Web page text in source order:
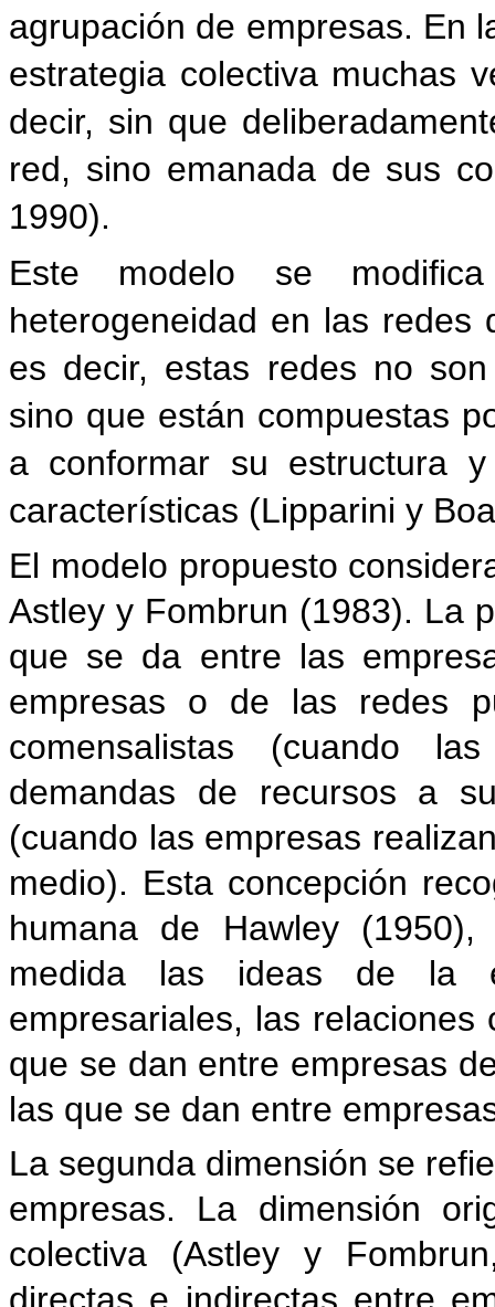
agrupación de empresas. En
estrategia colectiva muchas
decir, sin que
red, sino emanada de sus
1990).
Este modelo se
heterogeneidad en las redes
es decir, estas redes no
sino que están compuestas
a conformar su estructura
características (Lipparini y
El modelo propuesto
Astley y Fombrun (1983). La
que se da entre las
empresas o de las redes
comensalistas (cuando
demandas de recursos a
(cuando las empresas
medio). Esta concepción
humana de Hawley
medida las ideas de la
empresariales, las
que se dan entre empresas
las que se dan entre
La segunda dimensión se
empresas. La dimensión
colectiva (Astley y